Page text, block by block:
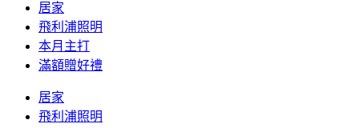
居家
飛利浦照明
本月主打
滿額贈好禮
居家
飛利浦照明